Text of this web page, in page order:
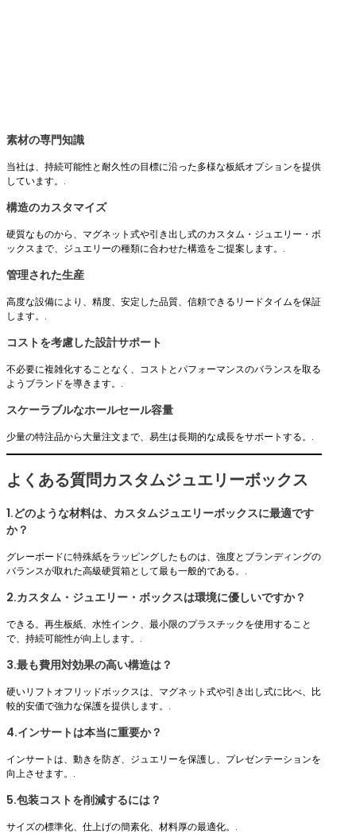
素材の専門知識
当社は、持続可能性と耐久性の目標に沿った多様な板紙オプションを提供
しています。.
構造のカスタマイズ
硬質なものから、マグネット式や引き出し式のカスタム・ジュエリー・ボ
ックスまで、ジュエリーの種類に合わせた構造をご提案します。.
管理された生産
高度な設備により、精度、安定した品質、信頼できるリードタイムを保証
します。.
コストを考慮した設計サポート
不必要に複雑化することなく、コストとパフォーマンスのバランスを取る
ようブランドを導きます。.
スケーラブルなホールセール容量
少量の特注品から大量注文まで、易生は長期的な成長をサポートする。.
よくある質問カスタムジュエリーボックス
1.どのような材料は、カスタムジュエリーボックスに最適です
か？
グレーボードに特殊紙をラッピングしたものは、強度とブランディングの
バランスが取れた高級硬質箱として最も一般的である。.
2.カスタム・ジュエリー・ボックスは環境に優しいですか？
できる。再生板紙、水性インク、最小限のプラスチックを使用すること
で、持続可能性が向上します。.
3.最も費用対効果の高い構造は？
硬いリフトオフリッドボックスは、マグネット式や引き出し式に比べ、比
較的安価で強力な保護を提供します。.
4.インサートは本当に重要か？
インサートは、動きを防ぎ、ジュエリーを保護し、プレゼンテーションを
向上させます。.
5.包装コストを削減するには？
サイズの標準化、仕上げの簡素化、材料厚の最適化。.